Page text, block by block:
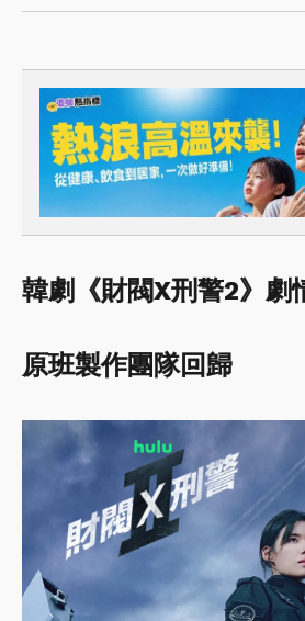
韓劇《財閥X刑警2》劇
原班製作團隊回歸